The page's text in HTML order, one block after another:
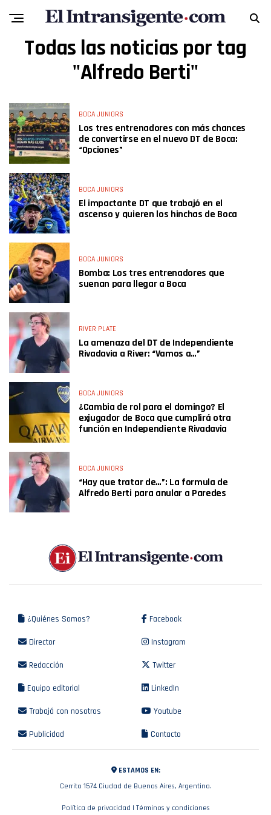
Todas las noticias por tag
"Alfredo Berti"
BOCA JUNIORS
Los tres entrenadores con más chances
de convertirse en el nuevo DT de Boca:
“Opciones”
BOCA JUNIORS
El impactante DT que trabajó en el
ascenso y quieren los hinchas de Boca
BOCA JUNIORS
Bomba: Los tres entrenadores que
suenan para llegar a Boca
RIVER PLATE
La amenaza del DT de Independiente
Rivadavia a River: “Vamos a…”
BOCA JUNIORS
¿Cambia de rol para el domingo? El
exjugador de Boca que cumplirá otra
función en Independiente Rivadavia
BOCA JUNIORS
“Hay que tratar de…”: La formula de
Alfredo Berti para anular a Paredes
¿Quiénes Somos?
Director
Redacción
Equipo editorial
Trabajá con nosotros
Publicidad
Facebook
Instagram
Twitter
LinkedIn
Youtube
Contacto
ESTAMOS EN:
Cerrito 1574 Ciudad de Buenos Aires, Argentina.
Política de privacidad | Términos y condiciones